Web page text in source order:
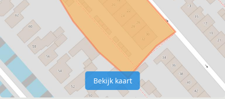
Bekijk kaart